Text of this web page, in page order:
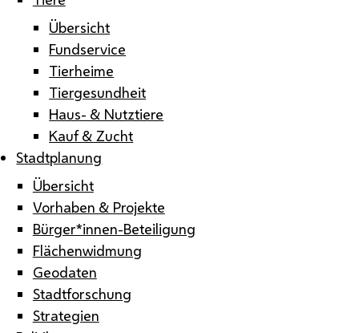
Übersicht
Fundservice
Tierheime
Tiergesundheit
Haus- & Nutztiere
Kauf & Zucht
Stadtplanung
Übersicht
Vorhaben & Projekte
Bürger*innen-Beteiligung
Flächenwidmung
Geodaten
Stadtforschung
Strategien